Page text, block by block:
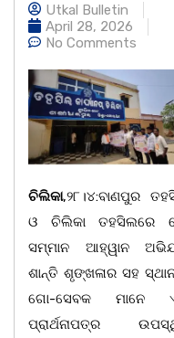
Utkal Bulletin
April 28, 2026
No Comments
ଚିଲିକା,୨୮।୪:ବାଣପୁର
ଓ ଚିଲିକା ତହସିଲରେ
ସମ୍ମାନ ଆହ୍ୱାନ
ଶାନ୍ତି ଶୃଙ୍ଖଳାର ସହ
ଗୋ-ସେବକ ମାନେ
ପ୍ରାର୍ଥନାପତ୍ର